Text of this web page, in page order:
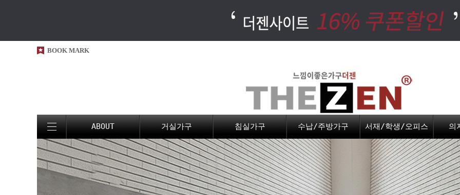
BOOK MARK
ABOUT 거실가구 침실가구 수납/주방가구 서재/학생/오피스 의